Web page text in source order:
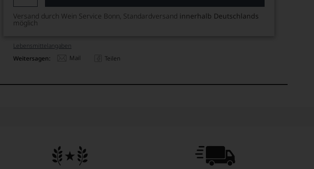
Versand durch Wein Service Bonn, Standardversand innerhalb Deutschlands
möglich
Lebensmittel­angaben
Weitersagen:
Mail Teilen